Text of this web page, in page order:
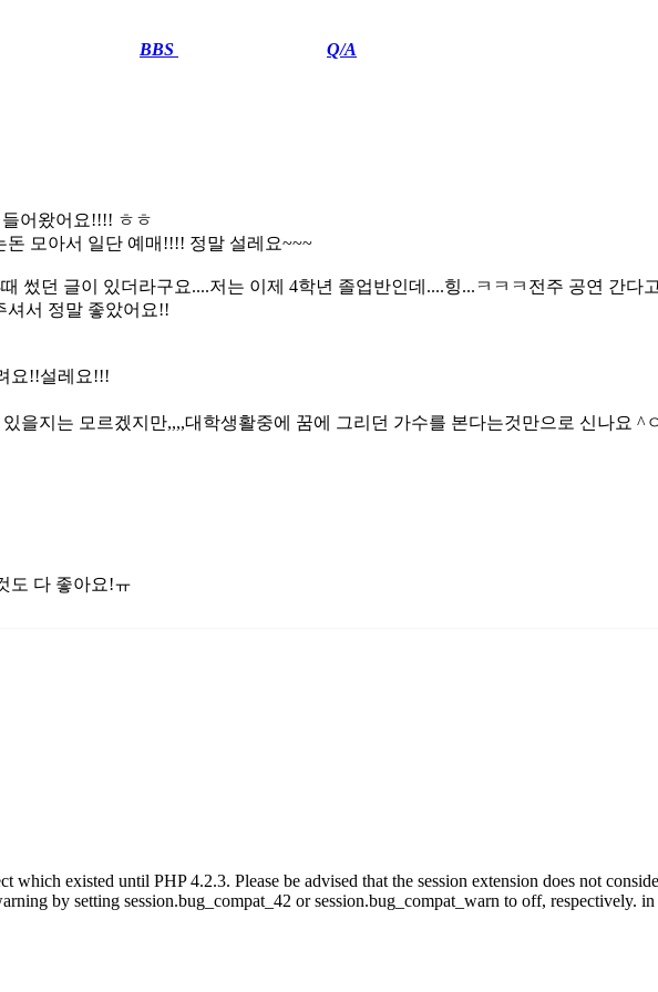
BBS Q/A
어왔어요!!!! ㅎㅎ
모아서 일단 예매!!!! 정말 설레요~~~
썼던 글이 있더라구요....저는 이제 4학년 졸업반인데....힝...ㅋㅋㅋ전주 공연 간다
셔서 정말 좋았어요!!
요!!설레요!!!
을지는 모르겠지만,,,,대학생활중에 꿈에 그리던 가수를 본다는것만으로 신나요 ^
도 다 좋아요!ㅠ
existed until PHP 4.2.3. Please be advised that the session extension does not
by setting session.bug_compat_42 or session.bug_compat_warn to off, respectively. in